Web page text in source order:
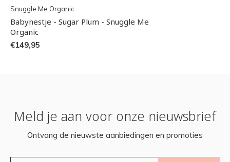
Snuggle Me Organic
Babynestje - Sugar Plum - Snuggle Me
Organic
€149,95
Meld je aan voor onze nieuwsbrief
Ontvang de nieuwste aanbiedingen en promoties